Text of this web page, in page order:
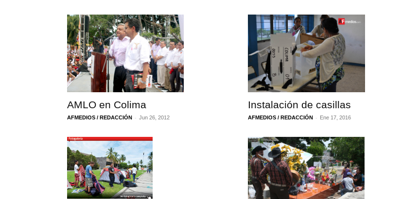
AMLO en Colima
AFMEDIOS / REDACCIÓN - Jun 26, 2012
Instalación de casillas
AFMEDIOS / REDACCIÓN - Ene 17, 2016